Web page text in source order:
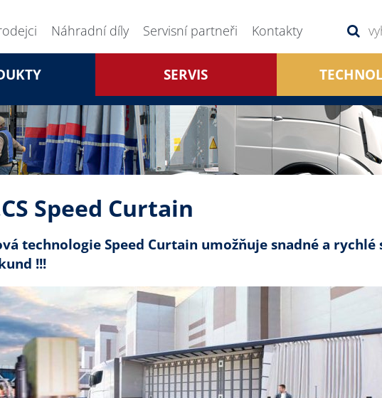
Náhradní díly Servisní partneři Kontakty
SERVIS
Speed Curtain
technologie Speed Curtain umožňuje snadné a
!!!